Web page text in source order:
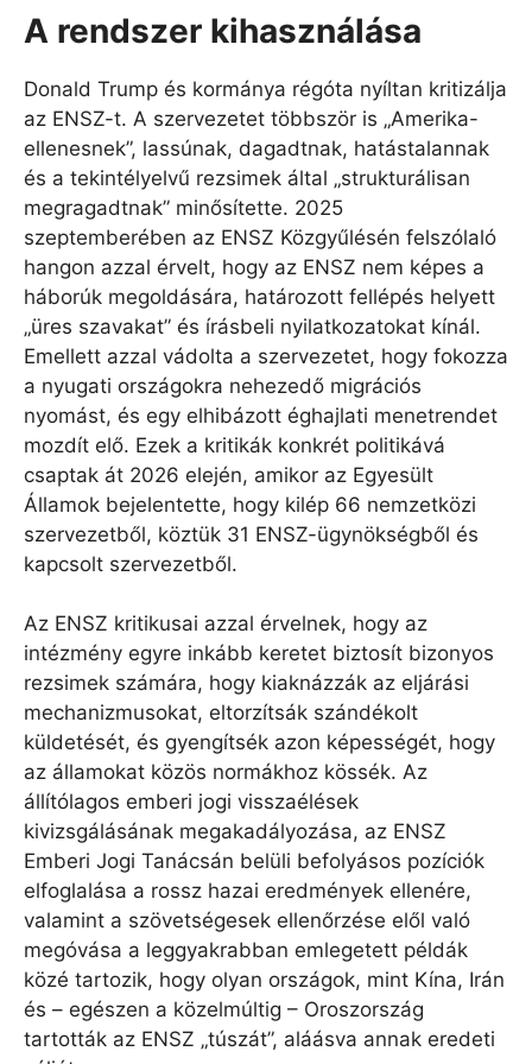
A rendszer kihasználása
Donald Trump és kormánya régóta nyíltan kritizálja
az ENSZ-t. A szervezetet többször is „Amerika-
ellenesnek”, lassúnak, dagadtnak, hatástalannak
és a tekintélyelvű rezsimek által „strukturálisan
megragadtnak” minősítette. 2025
szeptemberében az ENSZ Közgyűlésén felszólaló
hangon azzal érvelt, hogy az ENSZ nem képes a
háborúk megoldására, határozott fellépés helyett
„üres szavakat” és írásbeli nyilatkozatokat kínál.
Emellett azzal vádolta a szervezetet, hogy fokozza
a nyugati országokra nehezedő migrációs
nyomást, és egy elhibázott éghajlati menetrendet
mozdít elő. Ezek a kritikák konkrét politikává
csaptak át 2026 elején, amikor az Egyesült
Államok bejelentette, hogy kilép 66 nemzetközi
szervezetből, köztük 31 ENSZ-ügynökségből és
kapcsolt szervezetből.
Az ENSZ kritikusai azzal érvelnek, hogy az
intézmény egyre inkább keretet biztosít bizonyos
rezsimek számára, hogy kiaknázzák az eljárási
mechanizmusokat, eltorzítsák szándékolt
küldetését, és gyengítsék azon képességét, hogy
az államokat közös normákhoz kössék. Az
állítólagos emberi jogi visszaélések
kivizsgálásának megakadályozása, az ENSZ
Emberi Jogi Tanácsán belüli befolyásos pozíciók
elfoglalása a rossz hazai eredmények ellenére,
valamint a szövetségesek ellenőrzése elől való
megóvása a leggyakrabban emlegetett példák
közé tartozik, hogy olyan országok, mint Kína, Irán
és – egészen a közelmúltig – Oroszország
tartották az ENSZ „túszát”, aláásva annak eredeti